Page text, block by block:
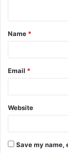
t
*
Name *
Email *
Website
Save my name,